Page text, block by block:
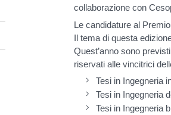
collaborazione con
Le candidature al
Il tema di questa
Quest’anno sono previsti
riservati alle vincitrici
Tesi in Ingegneria
Tesi in Ingegneria
Tesi in Ingegneria